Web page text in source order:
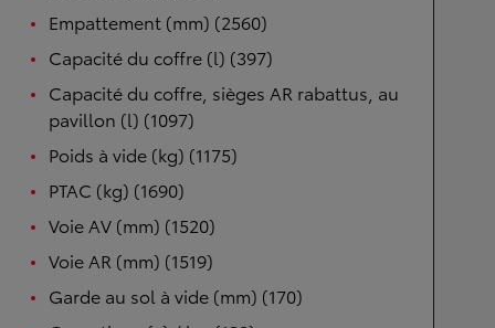
Empattement (mm) (2560)
Capacité du coffre (l) (397)
Capacité du coffre, sièges AR rabattus, au
pavillon (l) (1097)
Poids à vide (kg) (1175)
PTAC (kg) (1690)
Voie AV (mm) (1520)
Voie AR (mm) (1519)
Garde au sol à vide (mm) (170)